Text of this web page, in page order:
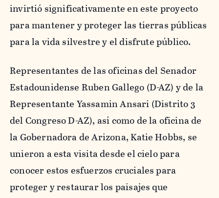
invirtió significativamente en este proyecto
para mantener y proteger las tierras públicas
para la vida silvestre y el disfrute público.
Representantes de las oficinas del Senador
Estadounidense Ruben Gallego (D-AZ) y de la
Representante Yassamin Ansari (Distrito 3
del Congreso D-AZ), así como de la oficina de
la Gobernadora de Arizona, Katie Hobbs, se
unieron a esta visita desde el cielo para
conocer estos esfuerzos cruciales para
proteger y restaurar los paisajes que